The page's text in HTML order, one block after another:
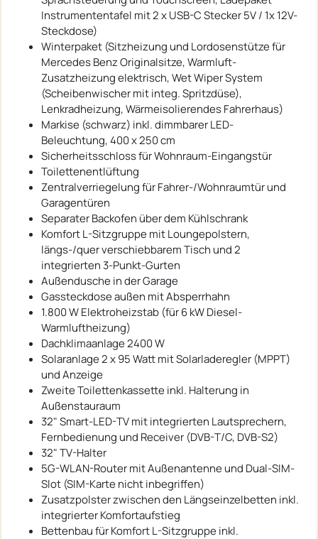
Instrumententafel mit 2 x USB-C Stecker 5V / 1x 12V-
Steckdose)
Winterpaket (Sitzheizung und Lordosenstütze für
Mercedes Benz Originalsitze, Warmluft-
Zusatzheizung elektrisch, Wet Wiper System
(Scheibenwischer mit integ. Spritzdüse),
Lenkradheizung, Wärmeisolierendes Fahrerhaus)
Markise (schwarz) inkl. dimmbarer LED-
Beleuchtung, 400 x 250 cm
Sicherheitsschloss für Wohnraum-Eingangstür
Toilettenentlüftung
Zentralverriegelung für Fahrer-/Wohnraumtür und
Garagentüren
Separater Backofen über dem Kühlschrank
Komfort L-Sitzgruppe mit Loungepolstern,
längs-/quer verschiebbarem Tisch und 2
integrierten 3-Punkt-Gurten
Außendusche in der Garage
Gassteckdose außen mit Absperrhahn
1.800 W Elektroheizstab (für 6 kW Diesel-
Warmluftheizung)
Dachklimaanlage 2400 W
Solaranlage 2 x 95 Watt mit Solarladeregler (MPPT)
und Anzeige
Zweite Toilettenkassette inkl. Halterung in
Außenstauraum
32" Smart-LED-TV mit integrierten Lautsprechern,
Fernbedienung und Receiver (DVB-T/C, DVB-S2)
32" TV-Halter
5G-WLAN-Router mit Außenantenne und Dual-SIM-
Slot (SIM-Karte nicht inbegriffen)
Zusatzpolster zwischen den Längseinzelbetten inkl.
integrierter Komfortaufstieg
Bettenbau für Komfort L-Sitzgruppe inkl.